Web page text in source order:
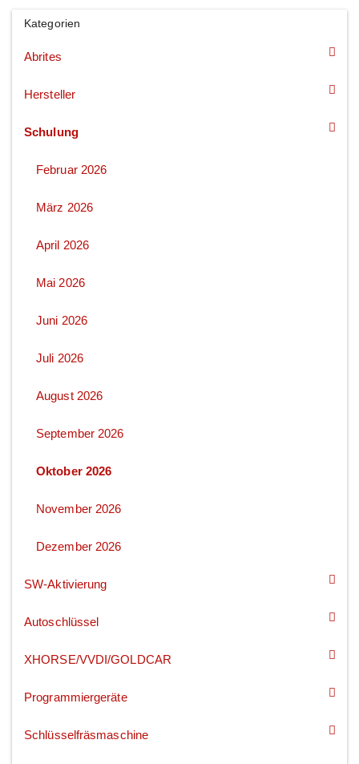
Kategorien
Abrites
Hersteller
Schulung
Februar 2026
März 2026
April 2026
Mai 2026
Juni 2026
Juli 2026
August 2026
September 2026
Oktober 2026
November 2026
Dezember 2026
SW-Aktivierung
Autoschlüssel
XHORSE/VVDI/GOLDCAR
Programmiergeräte
Schlüsselfräsmaschine